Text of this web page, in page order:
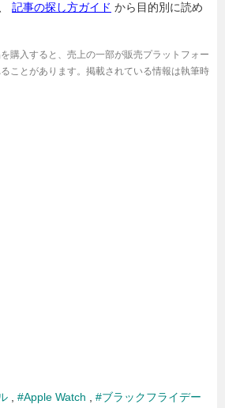
記事の探し方ガイド から目的別に読め
購入すると、売上の一部が販売プラットフォー
ことがあります。掲載されている情報は執筆時
#Apple Watch #ブラックフライデー